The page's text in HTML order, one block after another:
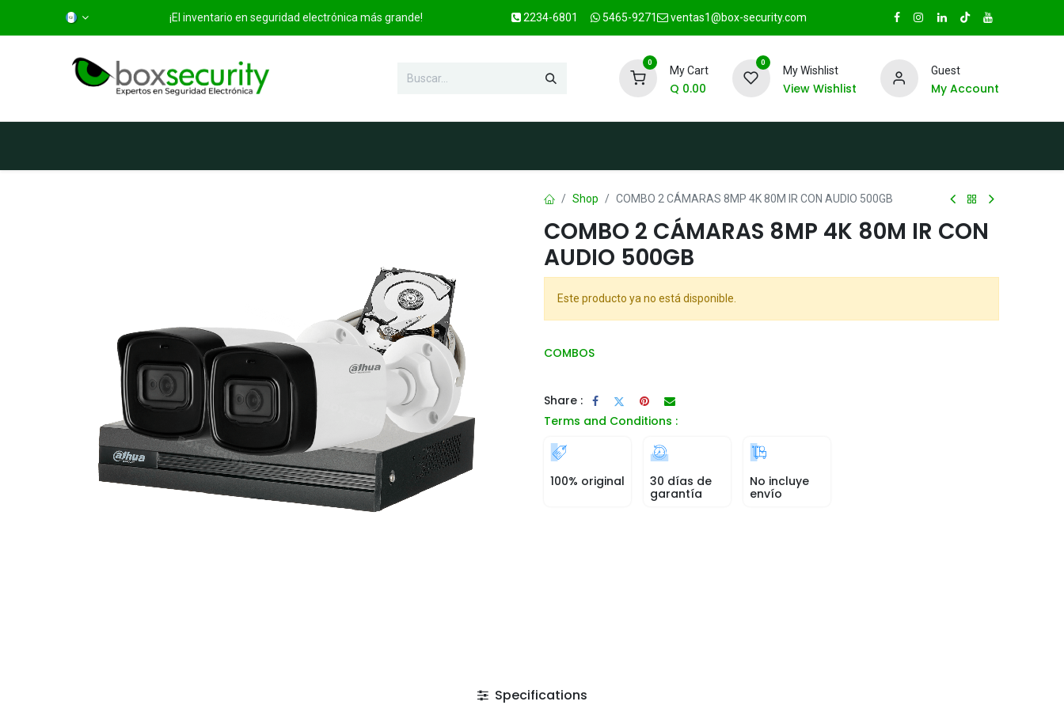
¡El inventario en seguridad electrónica más grande! 2234-6801 5465-9271 ventas1@box-security.com
0
My Cart
Q 0.00
0
My Wishlist
View Wishlist
Guest
My Account
Shop COMBO 2 CÁMARAS 8MP 4K 80M IR CON AUDIO 500GB
COMBO 2 CÁMARAS 8MP 4K 80M IR CON
AUDIO 500GB
Este producto ya no está disponible.
COMBOS
Share :
Terms and Conditions :
100% original
30 días de
garantía
No incluye
envío
Specifications